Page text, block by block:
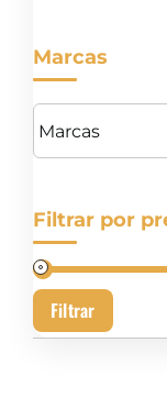
Marcas
Filtrar por
Filtrar